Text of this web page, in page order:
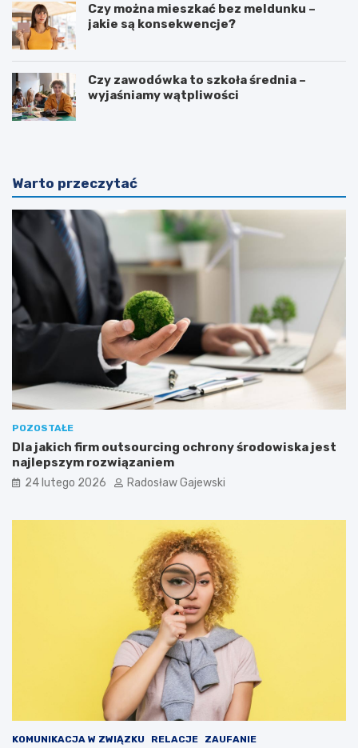
Czy można mieszkać bez meldunku –
jakie są konsekwencje?
Czy zawodówka to szkoła średnia –
wyjaśniamy wątpliwości
Warto przeczytać
POZOSTAŁE
Dla jakich firm outsourcing ochrony środowiska jest
najlepszym rozwiązaniem
24 lutego 2026 Radosław Gajewski
KOMUNIKACJA W ZWIĄZKU RELACJE
ZAUFANIE